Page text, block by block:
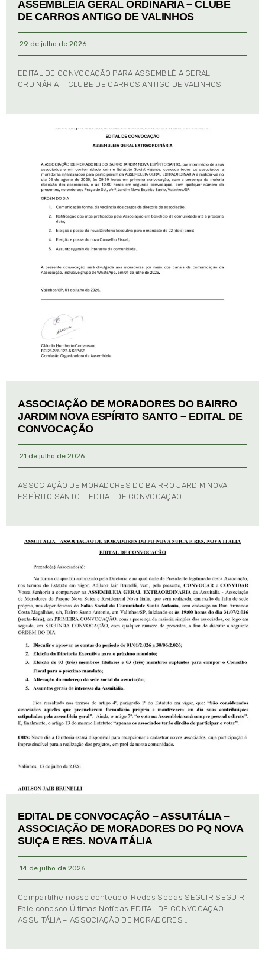
ASSEMBLÉIA GERAL ORDINÁRIA – CLUBE
DE CARROS ANTIGO DE VALINHOS
29 de julho de 2026
EDITAL DE CONVOCAÇÃO PARA ASSEMBLÉIA GERAL
ORDINÁRIA – CLUBE DE CARROS ANTIGO DE VALINHOS
ASSOCIAÇÃO DE MORADORES DO BAIRRO
JARDIM NOVA ESPÍRITO SANTO – EDITAL DE
CONVOCAÇÃO
21 de julho de 2026
ASSOCIAÇÃO DE MORADORES DO BAIRRO JARDIM NOVA
ESPÍRITO SANTO – EDITAL DE CONVOCAÇÃO
EDITAL DE CONVOCAÇÃO – ASSUITÁLIA –
ASSOCIAÇÃO DE MORADORES DO PQ NOVA
SUIÇA E RES. NOVA ITÁLIA
14 de julho de 2026
Compartilhe nosso conteúdo: Redes Socias SEGUIR SEGUIR
Fale conosco Últimas Notícias EDITAL DE CONVOCAÇÃO –
ASSUITÁLIA – ASSOCIAÇÃO DE MORADORES …